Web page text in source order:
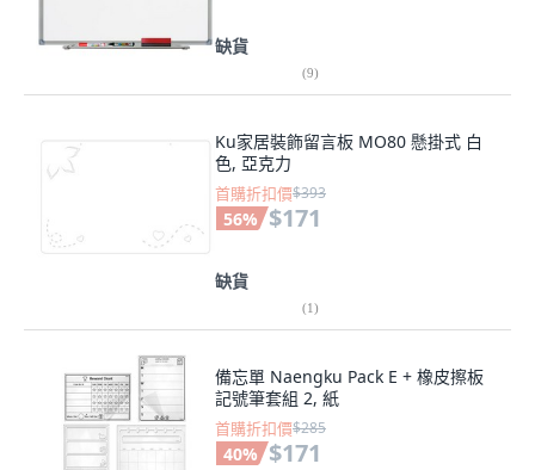
缺貨
(9)
Ku家居裝飾留言板 MO80 懸掛式 白
色, 亞克力
首購折扣價$393
56% $171
缺貨
(1)
備忘單 Naengku Pack E + 橡皮擦板
記號筆套組 2, 紙
首購折扣價$285
40% $171